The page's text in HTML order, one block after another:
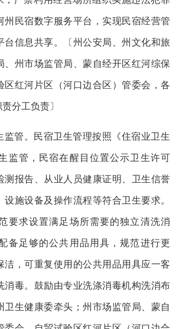
州民宿数字服务平台，实现民宿经营管
台信息共享。〔州公安局、州文化和旅
、州市场监管局、蒙自经开区红河综保
区红河片区（河口边合区）管委会，各
分工负责〕
监管。民宿卫生管理按照《住宿业卫生
监管，民宿在醒目位置公示卫生许可
测报告、从业人员健康证明、卫生信誉
设施设备及操作流程等符合卫生要求。
要求设置满足场所需要的独立清洗消
备足够的公共用品用具，规范进行更
洁，可重复使用的公共用品用具应一客
消毒。鼓励由专业洗涤消毒机构洗消布
卫生健康委牵头；州市场监管局、蒙自